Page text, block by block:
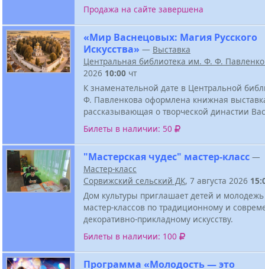
Продажа на сайте завершена
«Мир Васнецовых: Магия Русского
Искусства» — Выставка
Центральная библиотека им. Ф. Ф.
2026 10:00 чт
К знаменательной дате в Центральной
Ф. Павленкова оформлена книжная
рассказывающая о творческой династии
Билеты в наличии: 50
"Мастерская чудес" мастер-класс —
Мастер-класс
Сорвижский сельский ДК, 7 августа 2026
Дом культуры приглашает детей и
мастер-классов по традиционному и
декоративно-прикладному искусству.
Билеты в наличии: 100
Программа «Молодость — это